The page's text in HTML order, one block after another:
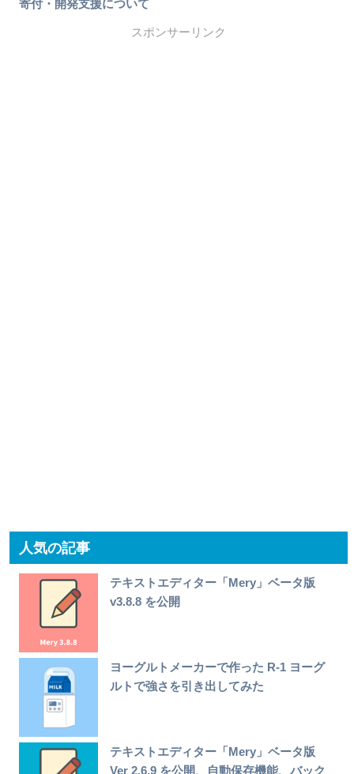
寄付・開発支援について
スポンサーリンク
人気の記事
テキストエディター「Mery」ベータ版
v3.8.8 を公開
ヨーグルトメーカーで作った R-1 ヨーグ
ルトで強さを引き出してみた
テキストエディター「Mery」ベータ版
Ver 2.6.9 を公開、自動保存機能、バック